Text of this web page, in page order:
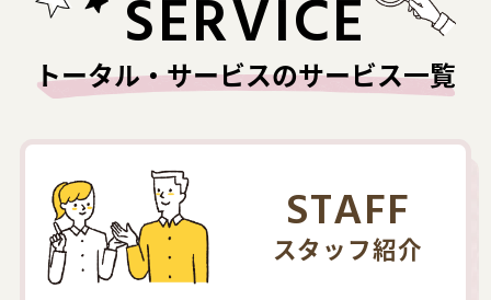
SERVICE
トータル・サービスのサービス一覧
STAFF
スタッフ紹介